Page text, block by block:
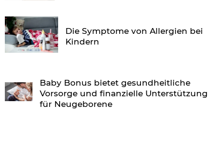
Die Symptome von Allergien bei
Kindern
Baby Bonus bietet gesundheitliche
Vorsorge und finanzielle Unterstützung
für Neugeborene